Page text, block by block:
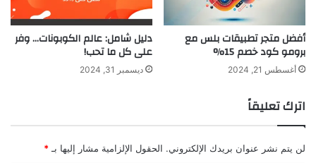
أفضل متجر تطبيقات بلس مع
برومو كود خصم 15%
أغسطس 21, 2024
دليل شامل: عالم الكوبونات… وفر
على كل ما تحب!
ديسمبر 31, 2024
اترك تعليقاً
لن يتم نشر عنوان بريدك الإلكتروني. الحقول الإلزامية مشار إليها بـ *